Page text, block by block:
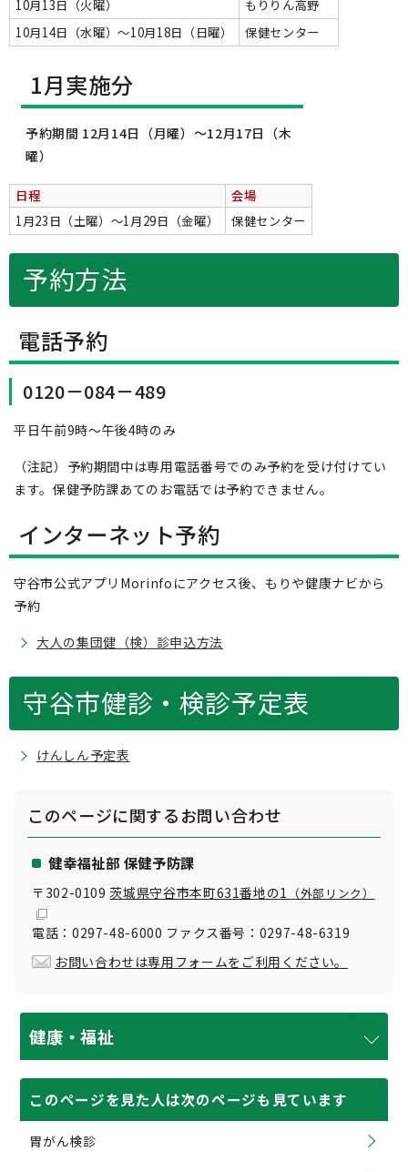
10月13日（火曜）
もりりん高野
10月14日（水曜）～10月18日（日曜）
保健センター
1月実施分
予約期間 12月14日（月曜）～12月17日（木
曜）
日程
会場
1月23日（土曜）～1月29日（金曜）
保健センター
予約方法
電話予約
0120－084－489
平日午前9時～午後4時のみ
（注記）予約期間中は専用電話番号でのみ予約を受け付けてい
ます。保健予防課あてのお電話では予約できません。
インターネット予約
守谷市公式アプリMorinfoにアクセス後、もりや健康ナビから
予約
大人の集団健（検）診申込方法
守谷市健診・検診予定表
けんしん予定表
このページに関するお問い合わせ
健幸福祉部 保健予防課
〒302-0109茨城県守谷市本町631番地の1 （外部リンク）
電話：0297-48-6000 ファクス番号：0297-48-6319
お問い合わせは専用フォームをご利用ください。
健康・福祉
このページを見た人は次のページも見ています
胃がん検診